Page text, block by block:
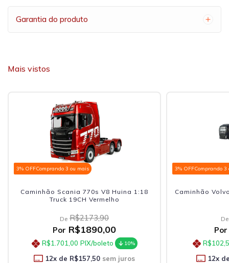
Garantia do produto
Mais vistos
3% OFFComprando 3 ou mais
Caminhão Scania 770s V8 Huina 1:18
Truck 19CH Vermelho
De R$2173,90
Por R$1890,00
R$1.701,00 PIX/boleto 10%
12x de R$157,50 sem juros
3% OFFComprando 3
Caminhão
De
Por
12x